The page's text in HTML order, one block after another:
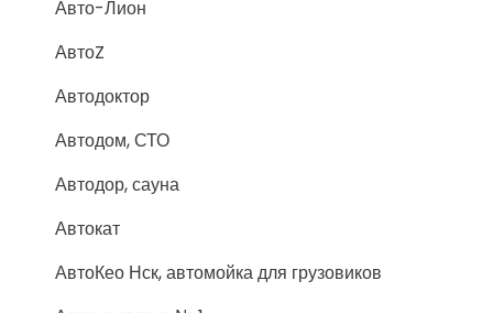
Авто-Лион
АвтоZ
Автодоктор
Автодом, СТО
Автодор, сауна
Автокат
АвтоКео Нск, автомойка для грузовиков